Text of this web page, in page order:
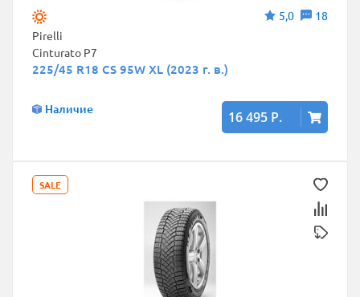
5,0
18
Pirelli
Cinturato P7
225/45 R18 CS 95W XL (2023 г. в.)
Наличие 16 495 Р.
SALE